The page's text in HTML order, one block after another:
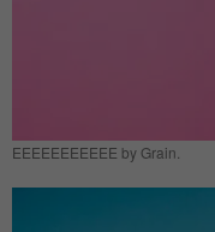
EEEEEEEEEEE by Grain.